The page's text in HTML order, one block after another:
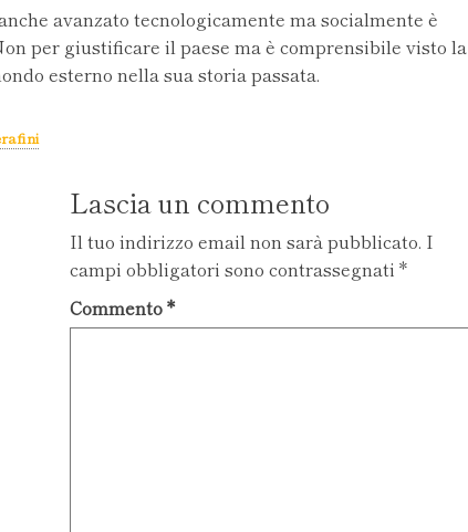
avanzato tecnologicamente ma socialmente è
per giustificare il paese ma è comprensibile visto la
esterno nella sua storia passata.
Lascia un commento
Il tuo indirizzo email non sarà pubblicato. I
campi obbligatori sono contrassegnati*
Commento*